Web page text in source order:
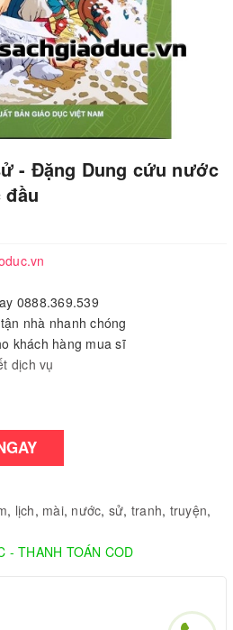
- Đặng Dung cứu nước
0888.369.539
tận nhà nhanh chóng
khách hàng mua sĩ
dịch vụ
, lịch, mài, nước, sử, tranh, truyện,
- THANH TOÁN COD